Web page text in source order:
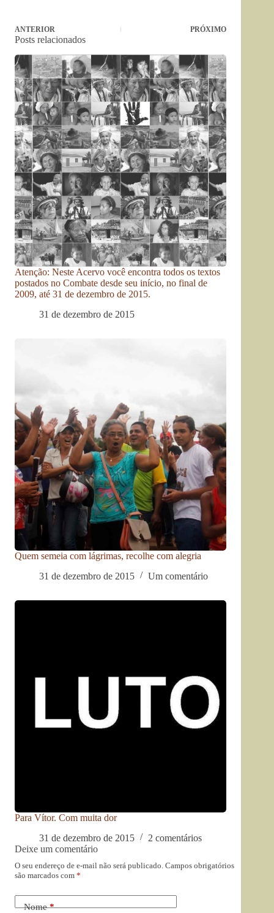
ANTERIOR PRÓXIMO
Posts relacionados
Atenção: Neste Acervo você encontra todos os textos
postados no Combate desde seu início, no final de
2009, até 31 de dezembro de 2015.
31 de dezembro de 2015
Quem semeia com lágrimas, recolhe com alegria
31 de dezembro de 2015
Um comentário
Para Vítor. Com muita dor
31 de dezembro de 2015
2 comentários
Deixe um comentário
O seu endereço de e-mail não será publicado. Campos obrigatórios
são marcados com *
Nome*